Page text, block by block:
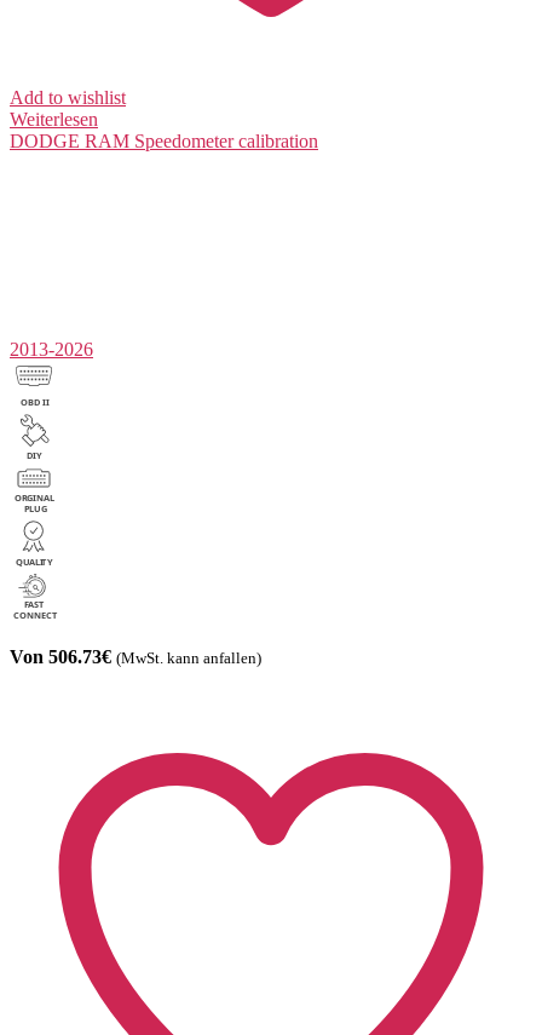
Add to wishlist
Weiterlesen
DODGE RAM Speedometer calibration
2013-2026
Von 506.73€ (MwSt. kann anfallen)